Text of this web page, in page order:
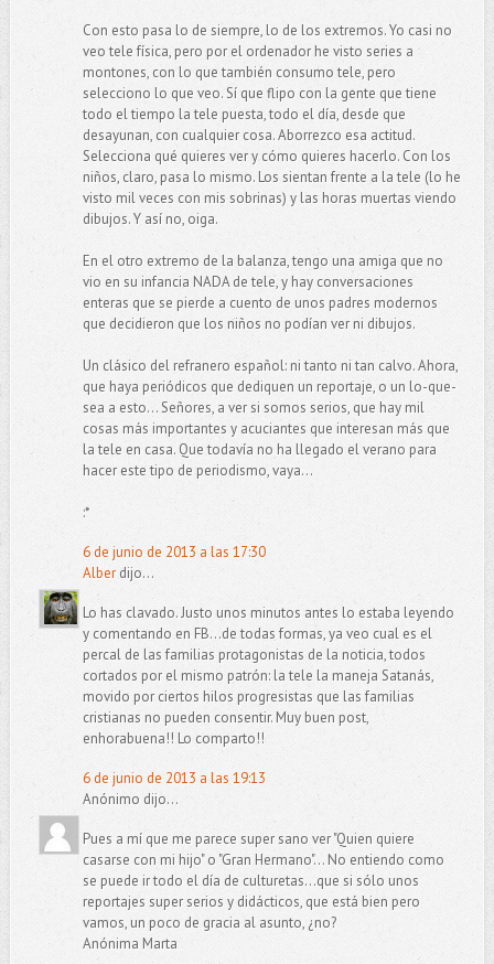
Con esto pasa lo de siempre, lo de los extremos. Yo casi no
veo tele física, pero por el ordenador he visto series a
montones, con lo que también consumo tele, pero
selecciono lo que veo. Sí que flipo con la gente que tiene
todo el tiempo la tele puesta, todo el día, desde que
desayunan, con cualquier cosa. Aborrezco esa actitud.
Selecciona qué quieres ver y cómo quieres hacerlo. Con los
niños, claro, pasa lo mismo. Los sientan frente a la tele (lo he
visto mil veces con mis sobrinas) y las horas muertas viendo
dibujos. Y así no, oiga.
En el otro extremo de la balanza, tengo una amiga que no
vio en su infancia NADA de tele, y hay conversaciones
enteras que se pierde a cuento de unos padres modernos
que decidieron que los niños no podían ver ni dibujos.
Un clásico del refranero español: ni tanto ni tan calvo. Ahora,
que haya periódicos que dediquen un reportaje, o un lo-que-
sea a esto... Señores, a ver si somos serios, que hay mil
cosas más importantes y acuciantes que interesan más que
la tele en casa. Que todavía no ha llegado el verano para
hacer este tipo de periodismo, vaya...
:*
6 de junio de 2013 a las 17:30
Alberdijo...
Lo has clavado. Justo unos minutos antes lo estaba leyendo
y comentando en FB...de todas formas, ya veo cual es el
percal de las familias protagonistas de la noticia, todos
cortados por el mismo patrón: la tele la maneja Satanás,
movido por ciertos hilos progresistas que las familias
cristianas no pueden consentir. Muy buen post,
enhorabuena!! Lo comparto!!
6 de junio de 2013 a las 19:13
Anónimo dijo...
Pues a mí que me parece super sano ver "Quien quiere
casarse con mi hijo" o "Gran Hermano"... No entiendo como
se puede ir todo el día de culturetas...que si sólo unos
reportajes super serios y didácticos, que está bien pero
vamos, un poco de gracia al asunto, ¿no?
Anónima Marta